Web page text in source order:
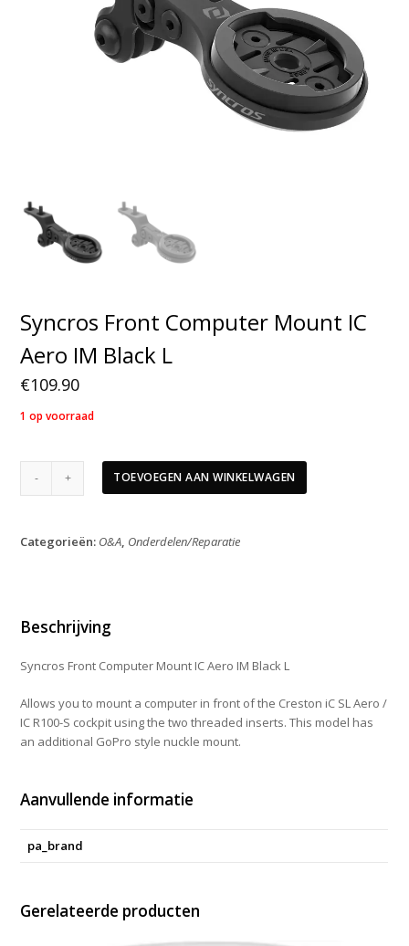
Syncros Front Computer Mount IC
Aero IM Black L
€109.90
1 op voorraad
IC
L
TOEVOEGEN AAN WINKELWAGEN
Categorieën: O&A, Onderdelen/Reparatie
Beschrijving
Syncros Front Computer Mount IC Aero IM Black L
Allows you to mount a computer in front of the Creston iC SL Aero /
IC R100-S cockpit using the two threaded inserts. This model has
an additional GoPro style nuckle mount.
Aanvullende informatie
pa_brand
Gerelateerde producten